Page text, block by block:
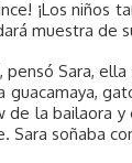
¡Los niños
muestra de
pensó Sara,
guacamaya,
la bailaora
soñaba